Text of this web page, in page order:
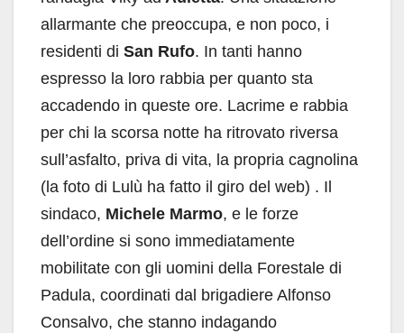
allarmante che preoccupa, e non poco, i
residenti di San Rufo. In tanti hanno
espresso la loro rabbia per quanto sta
accadendo in queste ore. Lacrime e rabbia
per chi la scorsa notte ha ritrovato riversa
sull’asfalto, priva di vita, la propria cagnolina
(la foto di Lulù ha fatto il giro del web) . Il
sindaco, Michele Marmo, e le forze
dell’ordine si sono immediatamente
mobilitate con gli uomini della Forestale di
Padula, coordinati dal brigadiere Alfonso
Consalvo, che stanno indagando